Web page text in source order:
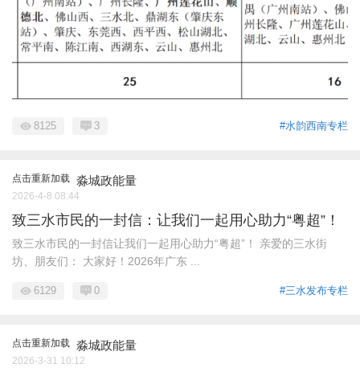
#水韵西南专栏
8125 3
点击重新加载 淼城政能量
2026-4-8 08:44
致三水市民的一封信：让我们一起用心助力“粤超”！
致三水市民的一封信让我们一起用心助力“粤超”！ 亲爱的三水街
坊、朋友们： 大家好！2026年广东 ...
#三水发布专栏
6129 0
点击重新加载 淼城政能量
2026-3-31 10:12